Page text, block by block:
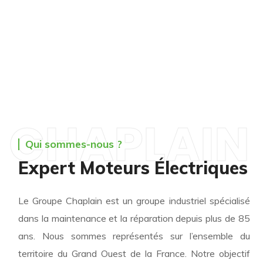
Qui sommes-nous ?
Expert Moteurs Électriques
CHAPLAIN
Le Groupe Chaplain est un groupe industriel spécialisé
dans la maintenance et la réparation depuis plus de 85
ans. Nous sommes représentés sur l’ensemble du
territoire du Grand Ouest de la France. Notre objectif